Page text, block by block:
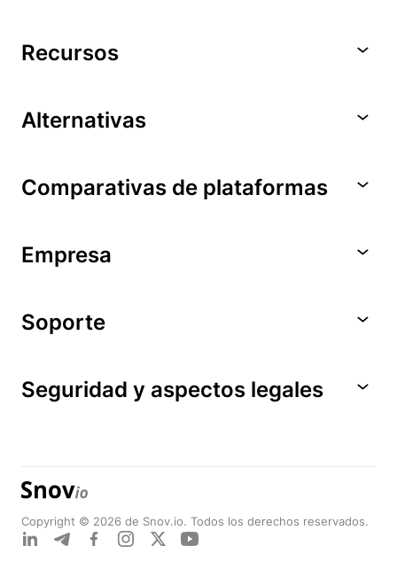
Recursos
Alternativas
Comparativas de plataformas
Empresa
Soporte
Seguridad y aspectos legales
Copyright © 2026 de Snov.io. Todos los derechos reservados.